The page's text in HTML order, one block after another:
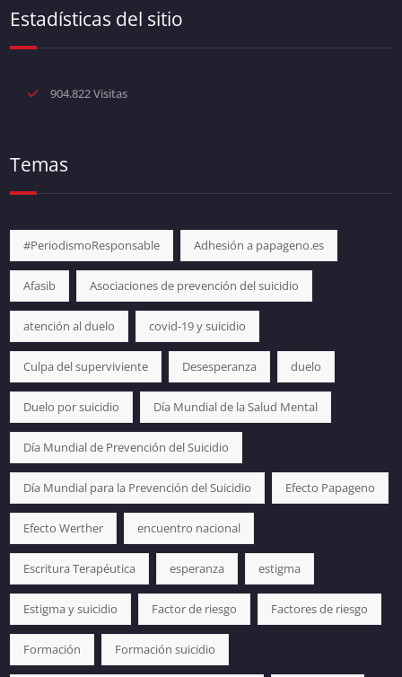
Estadísticas del sitio
904.822 Visitas
Temas
#PeriodismoResponsable Adhesión a papageno.es
Afasib Asociaciones de prevención del suicidio
atención al duelo covid-19 y suicidio
Culpa del superviviente Desesperanza duelo
Duelo por suicidio Día Mundial de la Salud Mental
Día Mundial de Prevención del Suicidio
Día Mundial para la Prevención del Suicidio Efecto Papageno
Efecto Werther encuentro nacional
Escritura Terapéutica esperanza estigma
Estigma y suicidio Factor de riesgo Factores de riesgo
Formación Formación suicidio